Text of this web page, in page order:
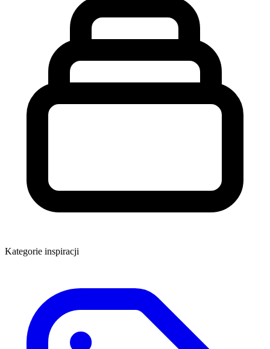
Kategorie inspiracji